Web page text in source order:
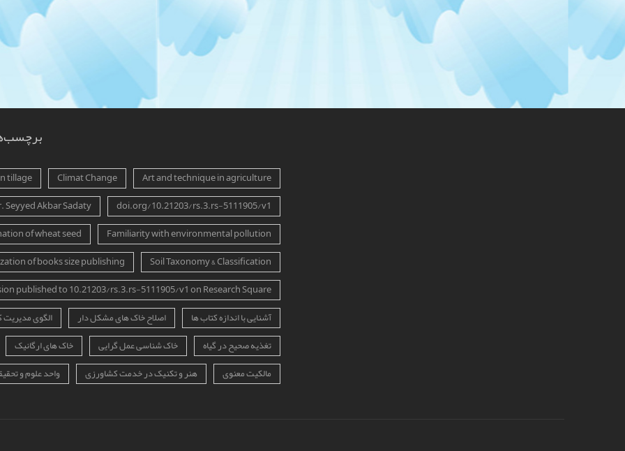
Art and technique in agriculture
Climat Change
tillage
doi.org/10.21203/rs.3.rs-5111905/v1
Seyyed Akbar Sadaty
Familiarity with environmental pollution
of wheat seed
Soil Taxonomy & Classification
of books size publishing
published to 10.21203/rs.3.rs-5111905/v1 on Research Square
آشنایی با اندازه کتاب ها
اصلاح خاک های مشکل دار
الگوی
تغذیه صحیح در گیاه
خاک شناسی عمل گرایی
خاک های ارگانیک
مالکیت معنوی
هنر و تکنیک در خدمت کشاورزی واحد علوم و